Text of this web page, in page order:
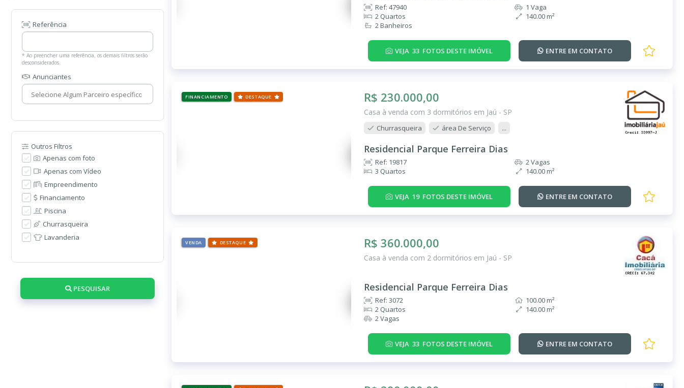
Referência
* Ao preencher uma referência, os demais filtros serão
desconsiderados.
Anunciantes
Outros Filtros
Apenas com foto
Apenas com Vídeo
Empreendimento
Financiamento
Piscina
Churrasqueira
Lavanderia
PESQUISAR
Ref: 47940
2 Quartos
2 Banheiros
1 Vaga
140.00 m²
VEJA 33 FOTOS DESTE IMÓVEL ENTRE EM CONTATO
FINANCIAMENTO DESTAQUE R$ 230.000,00
Casa à venda com 3 dormitórios em Jaú - SP
Churrasqueira área De Serviço ...
Residencial Parque Ferreira Dias
Ref: 19817
3 Quartos
2 Vagas
140.00 m²
VEJA 19 FOTOS DESTE IMÓVEL ENTRE EM CONTATO
VENDA DESTAQUE R$ 360.000,00
Casa à venda com 2 dormitórios em Jaú - SP
Residencial Parque Ferreira Dias
Ref: 3072
2 Quartos
2 Vagas
100.00 m²
140.00 m²
VEJA 33 FOTOS DESTE IMÓVEL ENTRE EM CONTATO